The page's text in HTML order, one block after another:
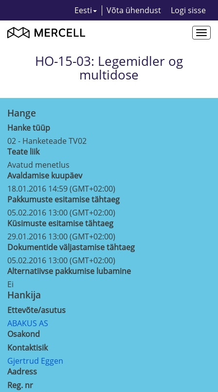
Eesti Võta ühendust Logi sisse
HO-15-03: Legemidler og
multidose
Hange
Hanke tüüp
02 - Hanketeade TV02
Teate liik
Avatud menetlus
Avaldamise kuupäev
18.01.2016 14:59 (GMT+02:00)
Pakkumuste esitamise tähtaeg
05.02.2016 13:00 (GMT+02:00)
Küsimuste esitamise tähtaeg
29.01.2016 13:00 (GMT+02:00)
Dokumentide väljastamise tähtaeg
05.02.2016 13:00 (GMT+02:00)
Alternatiivse pakkumise lubamine
Ei
Hankija
Ettevõte/asutus
ABAKUS AS
Osakond
Kontaktisik
Gjertrud Eggen
Aadress
Reg. nr